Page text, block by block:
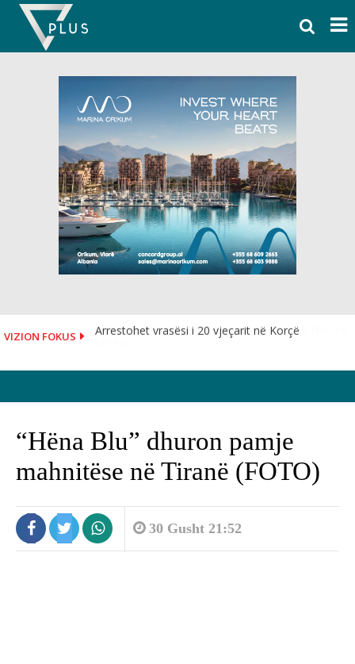
Skip
content
VIZION FOKUS Arrestohet vrasësi i 20 vjeçarit në Korçë
“Hëna Blu” dhuron pamje
mahnitëse në Tiranë (FOTO)
30 Gusht 21:52